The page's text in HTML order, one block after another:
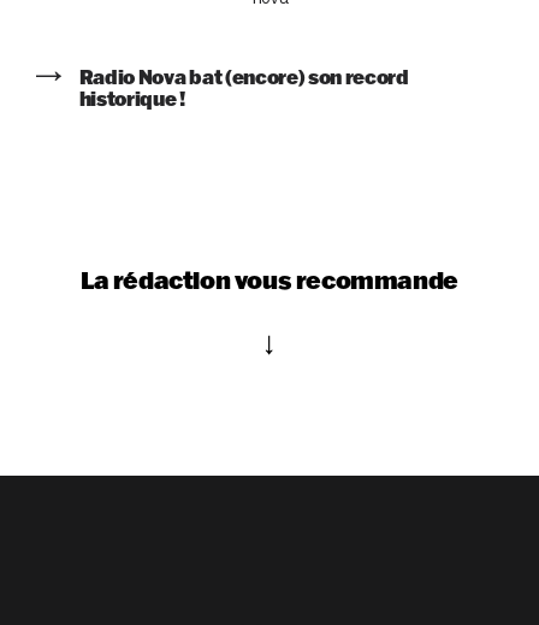
Radio Nova bat (encore) son record
historique !
La rédaction vous recommande